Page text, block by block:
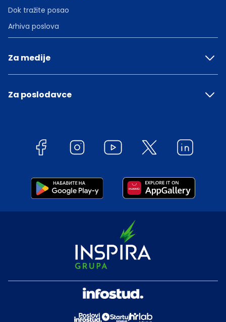
Dok tražite posao
Arhiva poslova
Za medije
Za poslodavce